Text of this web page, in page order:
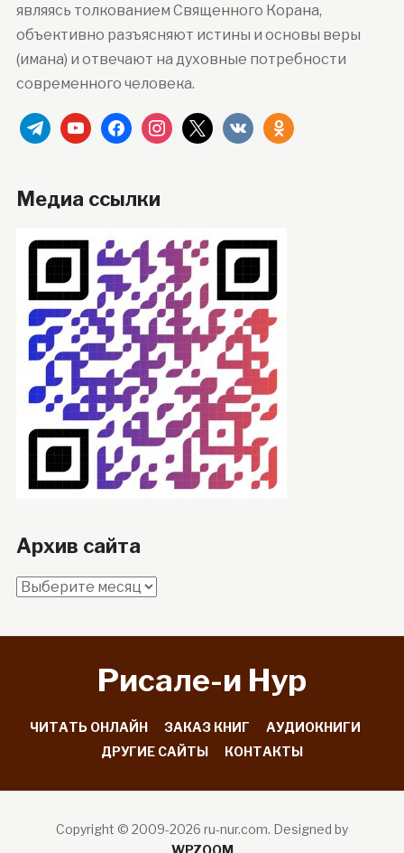
являясь толкованием Священного Корана,
объективно разъясняют истины и основы веры
(имана) и отвечают на духовные потребности
современного человека.
telegramyoutubefacebookinstagram
x vkontakteodnoklassniki
Медиа ссылки
Архив сайта
Архив
Рисале-и Hyp
ЧИТАТЬ ОНЛАЙН ЗАКАЗ КНИГ
АУДИОКНИГИ
ДРУГИЕ САЙТЫ
КОНТАКТЫ
Copyright © 2009-2026 ru-nur.com. Designed by
WPZOOM